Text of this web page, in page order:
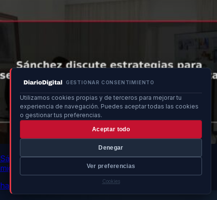
GESTIONAR CONSENTIMIENTO
Utilizamos cookies propias y de terceros para mejorar tu
experiencia de navegación. Puedes aceptar todas las cookies
o gestionar tus preferencias.
Aceptar todo
Denegar
Ver preferencias
Cookies
Sánchez discute estrategias para seguridad y ayuda
migratoria en Ceuta
hace 20h